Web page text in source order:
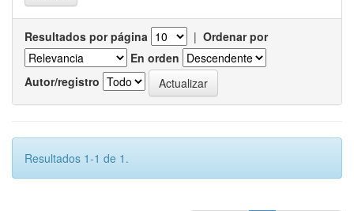
Resultados por página | Ordenar por
En orden
Autor/registro
Resultados 1-1 de 1.